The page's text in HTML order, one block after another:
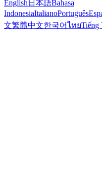
English日本語Bahasa
IndonesiaItalianoPortuguês
文繁體中文한국어ไทยTiếng